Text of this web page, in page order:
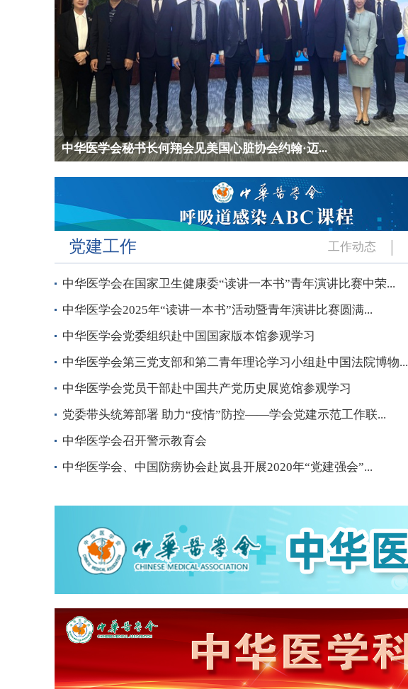
中华医学会“青年人才培育工程博士生专项计划”...
中华医学会秘书长何翔会见美国心脏协会约翰·迈...
中华医学会会长赵玉沛会见乌兹别克斯坦驻华大使...
中南大学-中华医学会交流座谈会暨颜福庆先生铜...
党建工作 工作动态 |
中华医学会在国家卫生健康委“读讲一本书”青年演讲比赛中荣...
中华医学会2025年“读讲一本书”活动暨青年演讲比赛圆满...
中华医学会党委组织赴中国国家版本馆参观学习
中华医学会第三党支部和第二青年理论学习小组赴中国法院博物...
中华医学会党员干部赴中国共产党历史展览馆参观学习
党委带头统筹部署 助力“疫情”防控——学会党建示范工作联...
中华医学会召开警示教育会
中华医学会、中国防痨协会赴岚县开展2020年“党建强会”...